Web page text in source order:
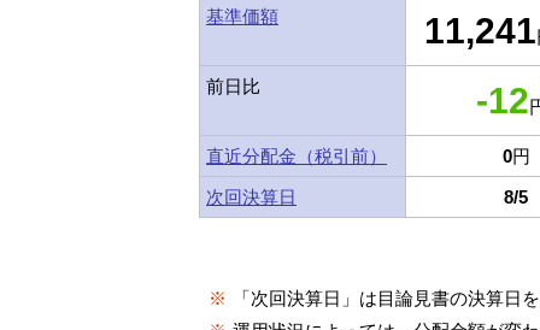
基準価額 11,241
前日比 -12
直近分配金（税引前） 0円
次回決算日
8/5
※
「次回決算日」は目論見書の決算日